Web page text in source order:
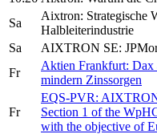
Sa
Aixtron: Strategische
Halbleiterindustrie
Sa
AIXTRON SE:
Fr
Aktien Frankfurt: Dax
mindern Zinssorgen
Fr
EQS-PVR:
Section 1 of the
with the objective of